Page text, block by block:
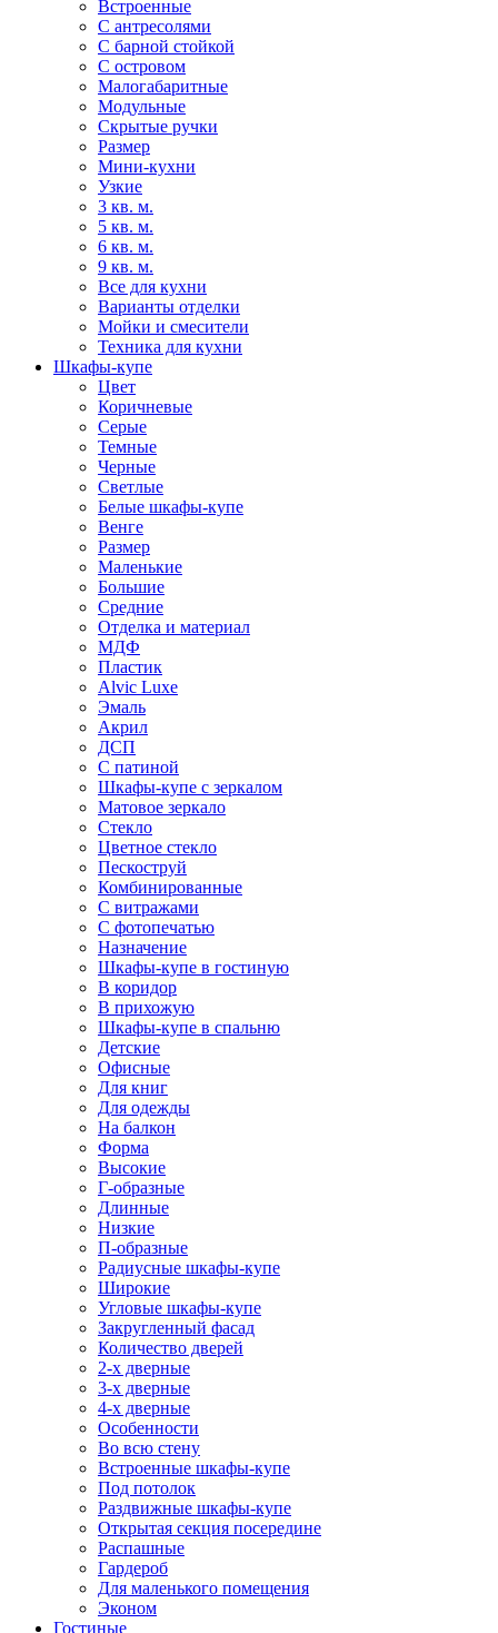
Встроенные
С антресолями
С барной стойкой
С островом
Малогабаритные
Модульные
Скрытые ручки
Размер
Мини-кухни
Узкие
3 кв. м.
5 кв. м.
6 кв. м.
9 кв. м.
Все для кухни
Варианты отделки
Мойки и смесители
Техника для кухни
Шкафы-купе
Цвет
Коричневые
Серые
Темные
Черные
Светлые
Белые шкафы-купе
Венге
Размер
Маленькие
Большие
Средние
Отделка и материал
МДФ
Пластик
Alvic Luxe
Эмаль
Акрил
ДСП
С патиной
Шкафы-купе с зеркалом
Матовое зеркало
Стекло
Цветное стекло
Пескоструй
Комбинированные
С витражами
С фотопечатью
Назначение
Шкафы-купе в гостиную
В коридор
В прихожую
Шкафы-купе в спальню
Детские
Офисные
Для книг
Для одежды
На балкон
Форма
Высокие
Г-образные
Длинные
Низкие
П-образные
Радиусные шкафы-купе
Широкие
Угловые шкафы-купе
Закругленный фасад
Количество дверей
2-х дверные
3-х дверные
4-х дверные
Особенности
Во всю стену
Встроенные шкафы-купе
Под потолок
Раздвижные шкафы-купе
Открытая секция посередине
Распашные
Гардероб
Для маленького помещения
Эконом
Гостиные